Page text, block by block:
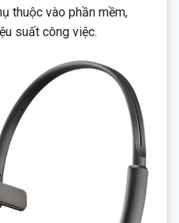
thuộc vào phần mềm,
suất công việc.